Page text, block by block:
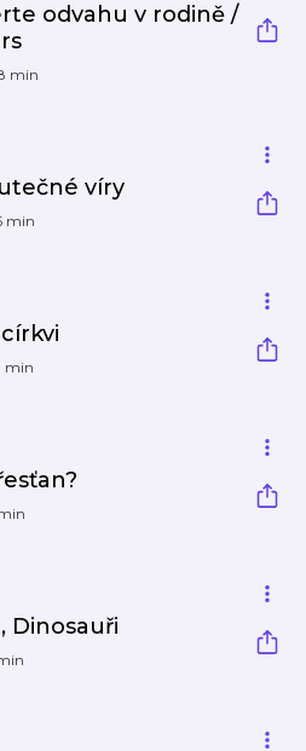
odvahu v rodině /
min
víry
min
min
Dinosauři